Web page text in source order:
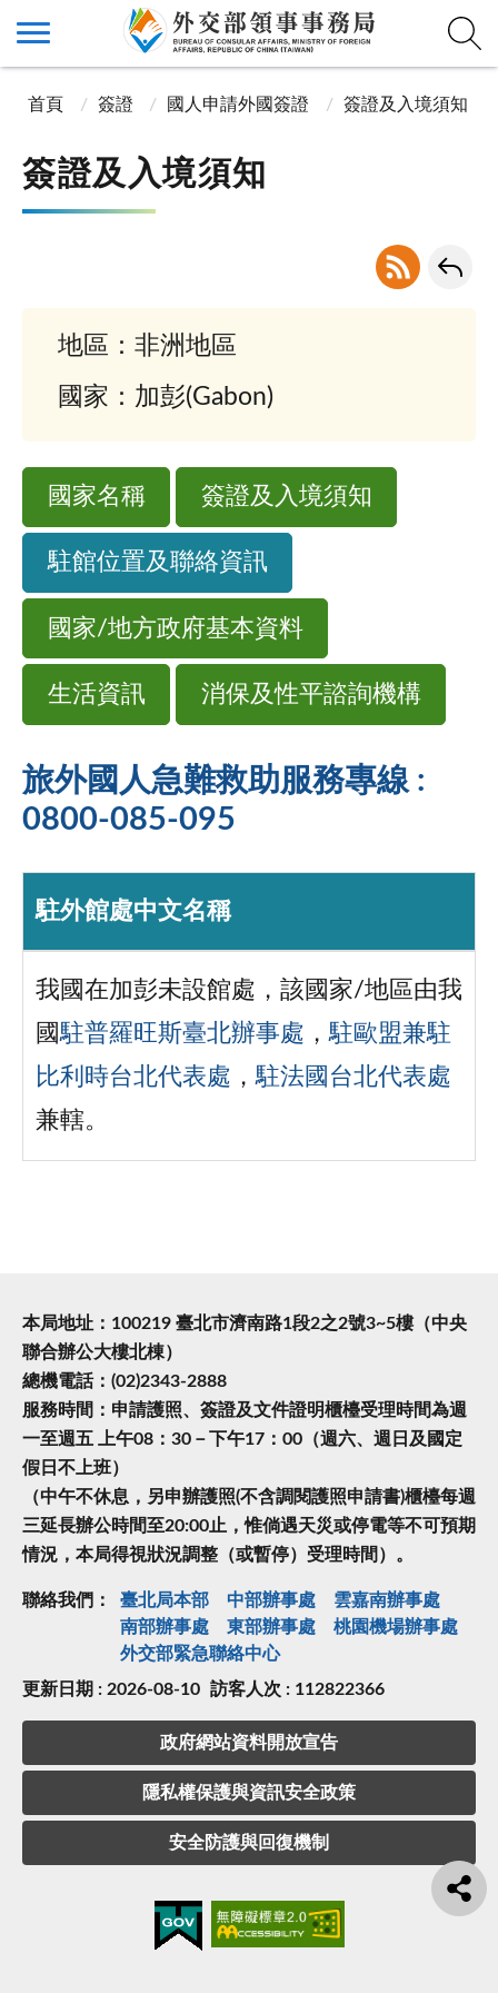
首頁 簽證 國人申請外國簽證 簽證及入境須知
簽證及入境須知
地區：非洲地區
國家：加彭(Gabon)
國家名稱 簽證及入境須知
駐館位置及聯絡資訊
國家/地方政府基本資料
生活資訊 消保及性平諮詢機構
旅外國人急難救助服務專線 :
0800-085-095
駐外館處中文名稱
我國在加彭未設館處，該國家/地區由我
國駐普羅旺斯臺北辦事處 ，駐歐盟兼駐
比利時台北代表處 ，駐法國台北代表處
兼轄。
本局地址：100219 臺北市濟南路1段2之2號3~5樓（中央
聯合辦公大樓北棟）
總機電話：(02)2343-2888
服務時間：申請護照、簽證及文件證明櫃檯受理時間為週
一至週五 上午08：30－下午17：00（週六、週日及國定
假日不上班）
（中午不休息，另申辦護照(不含調閱護照申請書)櫃檯每週
三延長辦公時間至20:00止，惟倘遇天災或停電等不可預期
情況，本局得視狀況調整（或暫停）受理時間）。
聯絡我們： 臺北局本部 中部辦事處
雲嘉南辦事處
南部辦事處
東部辦事處
桃園機場辦事處
外交部緊急聯絡中⼼
更新日期 : 2026-08-10 訪客人次 : 112822366
政府網站資料開放宣告
隱私權保護與資訊安全政策
安全防護與回復機制